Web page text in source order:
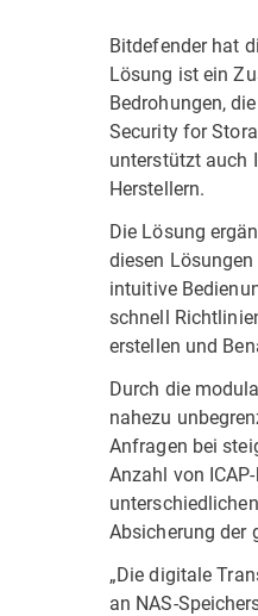
Bitdefender hat
Lösung ist ein
Bedrohungen,
Security for
unterstützt auch
Herstellern.
Die Lösung
diesen
intuitive
schnell
erstellen und
Durch die
nahezu
Anfragen bei
Anzahl von
Absicherung der
„Die digitale
an NAS-